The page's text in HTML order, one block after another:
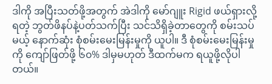
ဒါကို အပြီးသတ်ဖို့အတွက် အဲဒါကို မော်ဂျူး Rigid ဖယ်ရှားလို့
ရတဲ့ ဘွတ်ဖိနပ်နဲ့ပတ်သက်ပြီး သင်သိရှိခဲ့တာတွေကို စမ်းသပ်
မယ့် နောက်ဆုံး စုံစမ်းမေးမြန်းမှုကို ယူပါ။ ဒီ စုံစမ်းမေးမြန်းမှု
ကို ကျော်ဖြတ်ဖို့ ၆၀% ဒါမှမဟုတ် ဒီထက်မက ရယူဖို့လိုပါ
တယ်။